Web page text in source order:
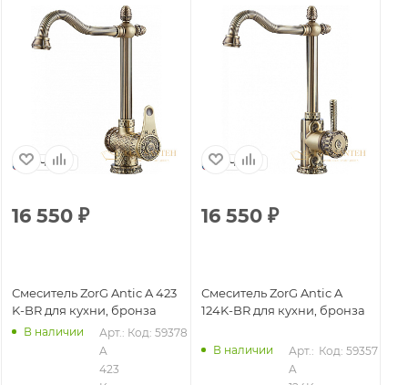
Чехия
16 550 ₽
Смеситель ZorG Antic A 423
K-BR для кухни, бронза
В наличии
Арт.:
A
423
Код: 59378
Чехия
16 550 ₽
Смеситель ZorG Antic A
124K-BR для кухни, бронза
В наличии
Арт.:
A
Код: 59357